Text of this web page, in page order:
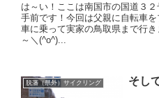
は～い！ここは南国市の国道３
手前です！ ​ 今回は父親に自転車
車に乗って実家の鳥取県まで行
～＼(^o^)...
脱藩（県外）サイクリング そし